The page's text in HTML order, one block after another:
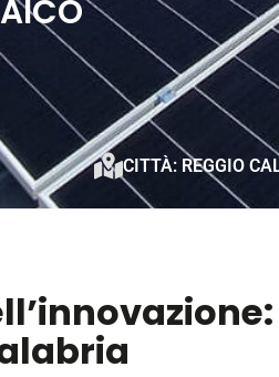
CITTÀ: REGGIO